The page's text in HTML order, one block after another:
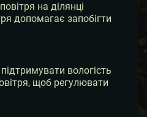
на ділянці
допомагає запобігти
вологість
щоб регулювати